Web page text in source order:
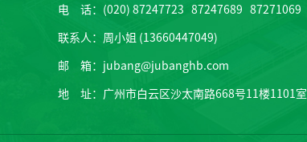
电 话：(020) 87247723 87247689 87271069
联系人：周小姐 (13660447049)
邮 箱：jubang@jubanghb.com
地 址：广州市白云区沙太南路668号11楼1101室